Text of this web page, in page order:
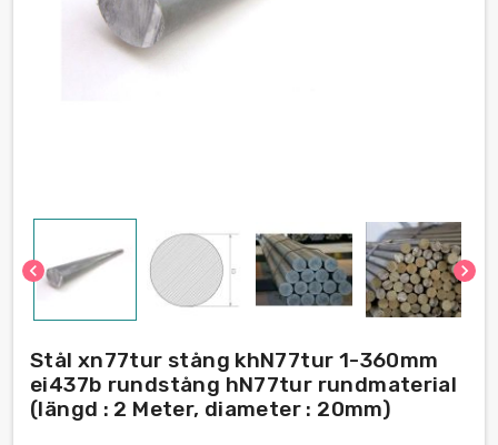
chevron_left chevron_right
Stål xn77tur stång khN77tur 1-360mm
ei437b rundstång hN77tur rundmaterial
(längd : 2 Meter, diameter : 20mm)